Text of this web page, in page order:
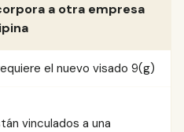
a otra empresa
el nuevo visado 9(g)
vinculados a una